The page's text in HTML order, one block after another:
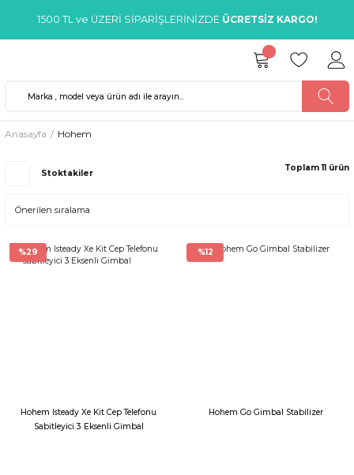
1500 TL ve ÜZERİ SİPARİŞLERİNİZDE ÜCRETSİZ KARGO!
Anasayfa Hohem
Stoktakiler
Toplam 11 ürün
%29
Hohem Isteady Xe Kit Cep Telefonu
Sabitleyici 3 Eksenli Gimbal
%12
Hohem Go Gimbal Stabilizer